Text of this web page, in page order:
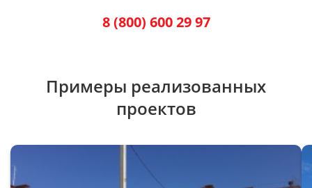
8 (800) 600 29 97
Примеры реализованных
проектов